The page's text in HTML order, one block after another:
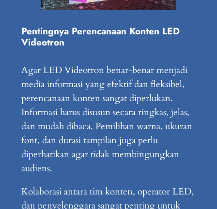
Pentingnya Perencanaan Konten LED
Videotron
Agar LED Videotron benar-benar menjadi
media informasi yang efektif dan fleksibel,
perencanaan konten sangat diperlukan.
Informasi harus disusun secara ringkas, jelas,
dan mudah dibaca. Pemilihan warna, ukuran
font, dan durasi tampilan juga perlu
diperhatikan agar tidak membingungkan
audiens.
Kolaborasi antara tim konten, operator LED,
dan penyelenggara sangat penting untuk